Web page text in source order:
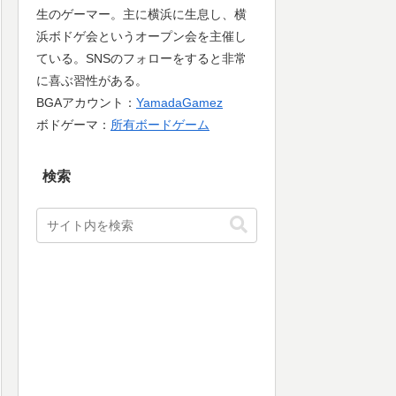
生のゲーマー。主に横浜に生息し、横
浜ボドゲ会というオープン会を主催し
ている。SNSのフォローをすると非常
に喜ぶ習性がある。
BGAアカウント： YamadaGamez
ボドゲーマ： 所有ボードゲーム
検索